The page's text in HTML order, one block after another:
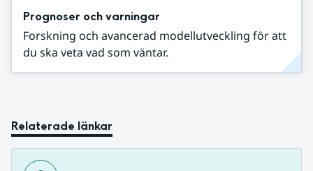
Prognoser och varningar
Forskning och avancerad modellutveckling för att
du ska veta vad som väntar.
Relaterade länkar